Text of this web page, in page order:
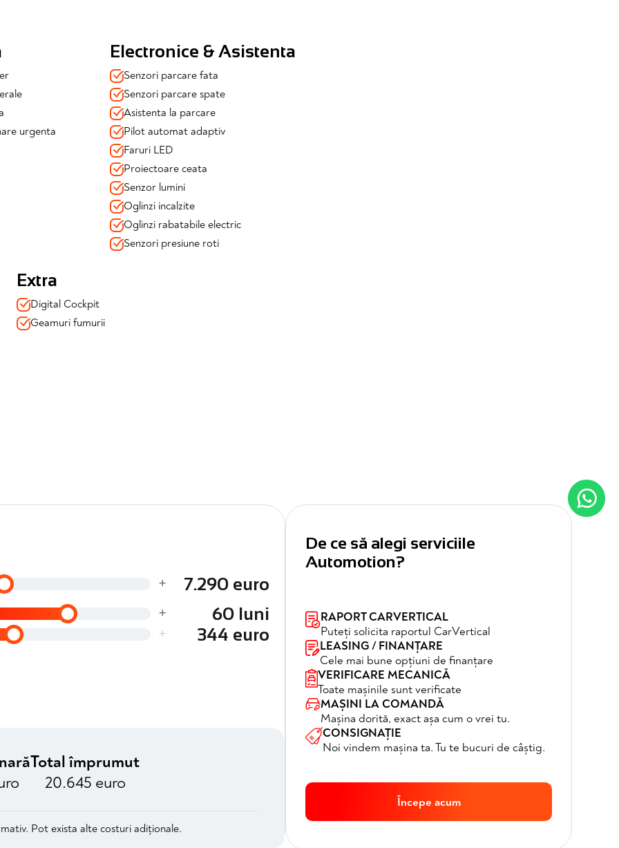
antiorbire
urgenta
Electronice & Asistenta
Senzori parcare fata
Senzori parcare spate
Asistenta la parcare
Pilot automat adaptiv
Faruri LED
Proiectoare ceata
Senzor lumini
Oglinzi incalzite
Oglinzi rabatabile electric
Senzori presiune roti
Extra
Digital Cockpit
Geamuri fumurii
+
7.290 euro
+
60 luni
+ 344 euro
Total împrumut
20.645 euro
Pot exista alte costuri adiționale.
De ce să alegi serviciile
Automotion?
RAPORT CARVERTICAL
Puteți solicita raportul CarVertical
LEASING / FINANȚARE
Cele mai bune opțiuni de finanțare
VERIFICARE MECANICĂ
Toate mașinile sunt verificate
MAȘINI LA COMANDĂ
Mașina dorită, exact așa cum o vrei tu.
CONSIGNAȚIE
Noi vindem mașina ta. Tu te bucuri de câștig.
Începe acum